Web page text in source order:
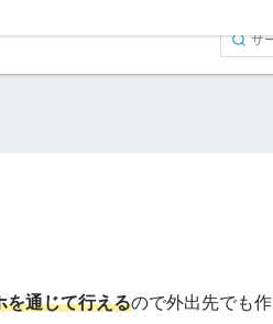
を通じて行えるので外出先でも作